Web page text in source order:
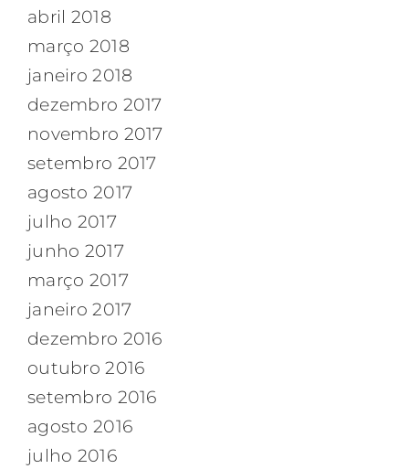
abril 2018
março 2018
janeiro 2018
dezembro 2017
novembro 2017
setembro 2017
agosto 2017
julho 2017
junho 2017
março 2017
janeiro 2017
dezembro 2016
outubro 2016
setembro 2016
agosto 2016
julho 2016